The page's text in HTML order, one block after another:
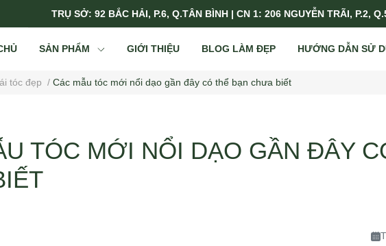
TRỤ SỞ: 92 BẮC HẢI, P.6, Q.TÂN BÌNH | CN 1: 206 NGUYỄN TRÃI, P.2,
SẢN PHẨM GIỚI THIỆU BLOG LÀM ĐẸP HƯỚNG DẪN SỬ
tóc đẹp / Các mẫu tóc mới nổi dạo gần đây có thể bạn chưa biết
TÓC MỚI NỔI DẠO GẦN ĐÂY